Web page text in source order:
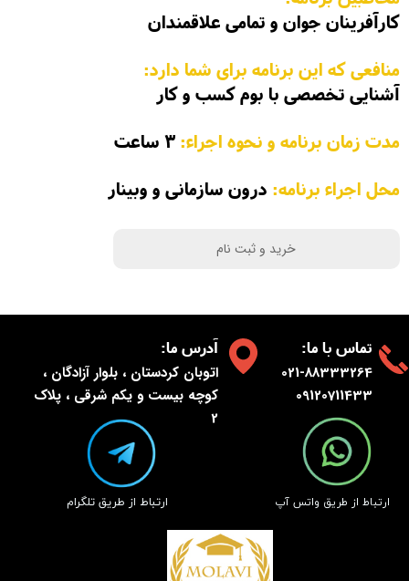
کارآفرینان جوان و تمامی علاقمندان
منافعی که این برنامه برای شما دارد:
آشنایی تخصصی با بوم کسب و کار
مدت زمان برنامه و نحوه اجراء:
محل اجراء برنامه: درون سازمانی و وبینار
خرید و ثبت نام
:تماس با ما
021-88333264
09120711433
:آدرس ما
اتوبان کردستان ، بلوار آزادگان ،
کوچه بیست و یکم شرقی ، پلاک
2
​ارتباط از طریق تلگرام ​ارتباط از طریق واتس آپ